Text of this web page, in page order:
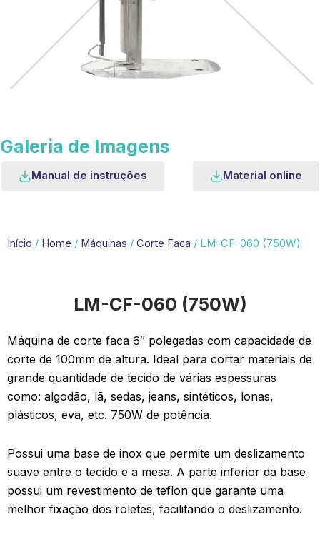
Galeria de Imagens
Manual de instruções Material online
Início / Home / Máquinas / Corte Faca / LM-CF-060 (750W)
LM-CF-060 (750W)
Máquina de corte faca 6″ polegadas com capacidade de
corte de 100mm de altura. Ideal para cortar materiais de
grande quantidade de tecido de várias espessuras
como: algodão, lã, sedas, jeans, sintéticos, lonas,
plásticos, eva, etc. 750W de potência.
Possui uma base de inox que permite um deslizamento
suave entre o tecido e a mesa. A parte inferior da base
possui um revestimento de teflon que garante uma
melhor fixação dos roletes, facilitando o deslizamento.